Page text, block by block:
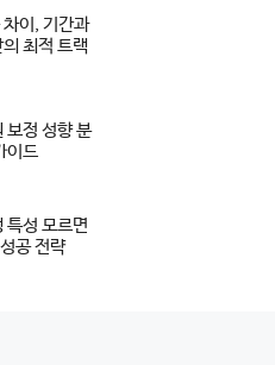
이, 기간과
최적 트랙
보정 성향 분
이드
특성 모르면
공 전략